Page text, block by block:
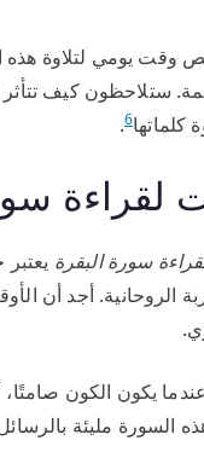
وقت يومي لتلاوة هذه
ستلاحظون كيف تتأثر
6
.
سورة البقرة
الروحانية. أجد أن
يكون الكون صامتًا،
السورة مليئة